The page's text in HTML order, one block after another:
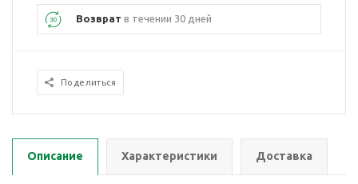
Возврат в течении 30 дней
Поделиться
Описание Характеристики Доставка